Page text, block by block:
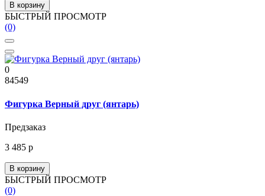
В корзину
БЫСТРЫЙ ПРОСМОТР
(0)
0
84549
Фигурка Верный друг (янтарь)
Предзаказ
3 485 р
В корзину
БЫСТРЫЙ ПРОСМОТР
(0)